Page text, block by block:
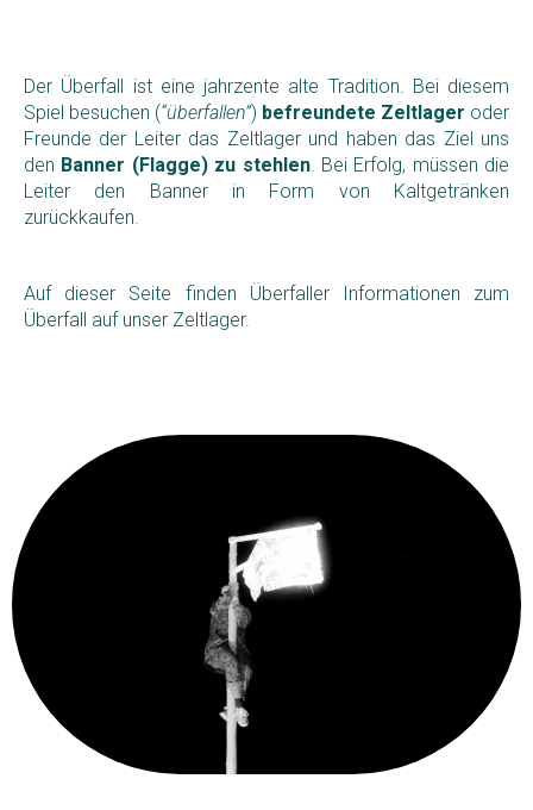
Der Überfall ist eine jahrzente alte Tradition. Bei diesem
Spiel besuchen (“überfallen”) befreundete Zeltlager oder
Freunde der Leiter das Zeltlager und haben das Ziel uns
den Banner (Flagge) zu stehlen. Bei Erfolg, müssen die
Leiter den Banner in Form von Kaltgetränken
zurückkaufen.
Auf dieser Seite finden Überfaller Informationen zum
Überfall auf unser Zeltlager.